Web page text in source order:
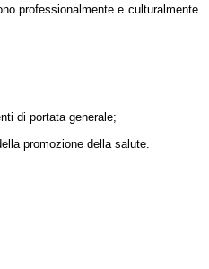
professionalmente e culturalmente
di portata generale;
promozione della salute.